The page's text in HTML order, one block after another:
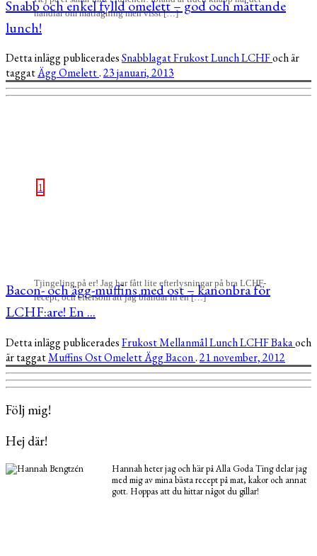
handlar om matlagning men visst […]
Snabb och enkel fylld omelett – god och mättande
lunch!
Detta inlägg publiceradesSnabblagatFrukostLunchLCHFoch är
taggatÄggOmelett.23 januari, 2013
1
Tjingeling på er! Jag har fått lite efterlysningar på bra LCHF-
recept, och eftersom att jag blandar in en […]
Bacon- och ägg-muffins med ost – kanonbra för
LCHF:are! En ...
Detta inlägg publiceradesFrukostMellanmålLunchLCHFBakaoch
är taggatMuffinsOstOmelettÄggBacon.21 november, 2012
Följ mig!
Hej där!
Hannah heter jag och här på Alla Goda Ting delar jag
med mig av mina bästa recept på mat, kakor och annat
gott. Hoppas att du hittar något du gillar!